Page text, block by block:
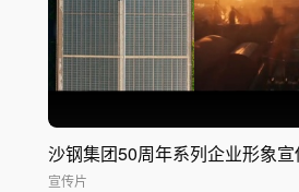
沙钢集团50周年系列企业形象
宣传片